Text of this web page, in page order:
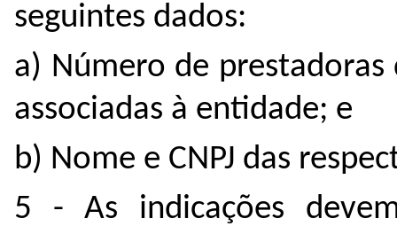
seguintes dados:
a) Número de
associadas à entidade; e
b) Nome e CNPJ das
5 - As indicações